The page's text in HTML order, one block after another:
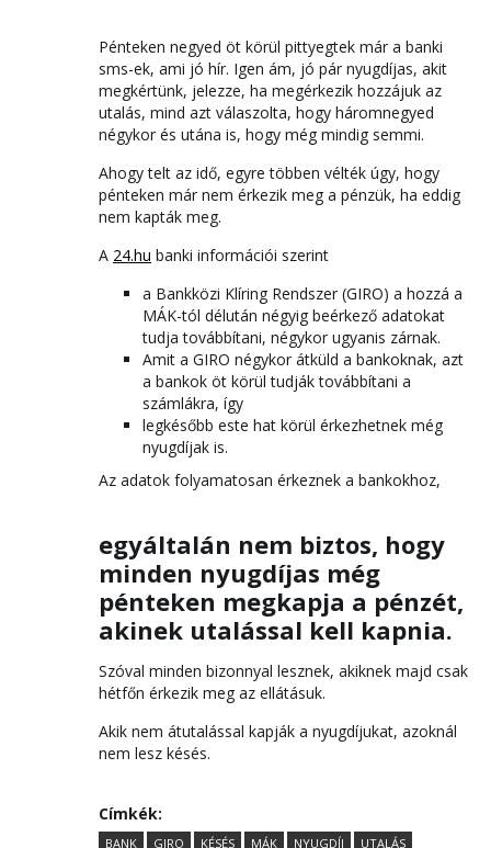
Pénteken negyed öt körül pittyegtek már a banki
sms-ek, ami jó hír. Igen ám, jó pár nyugdíjas, akit
megkértünk, jelezze, ha megérkezik hozzájuk az
utalás, mind azt válaszolta, hogy háromnegyed
négykor és utána is, hogy még mindig semmi.
Ahogy telt az idő, egyre többen vélték úgy, hogy
pénteken már nem érkezik meg a pénzük, ha eddig
nem kapták meg.
A 24.hu banki információi szerint
a Bankközi Klíring Rendszer (GIRO) a hozzá a
MÁK-tól délután négyig beérkező adatokat
tudja továbbítani, négykor ugyanis zárnak.
Amit a GIRO négykor átküld a bankoknak, azt
a bankok öt körül tudják továbbítani a
számlákra, így
legkésőbb este hat körül érkezhetnek még
nyugdíjak is.
Az adatok folyamatosan érkeznek a bankokhoz,
egyáltalán nem biztos, hogy
minden nyugdíjas még
pénteken megkapja a pénzét,
akinek utalással kell kapnia.
Szóval minden bizonnyal lesznek, akiknek majd csak
hétfőn érkezik meg az ellátásuk.
Akik nem átutalással kapják a nyugdíjukat, azoknál
nem lesz késés.
Címkék:
BANK GIRO KÉSÉS MÁK NYUGDÍJ UTALÁS